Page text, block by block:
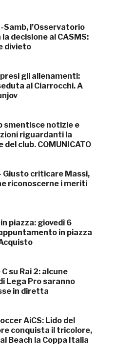
Samb, l’Osservatorio
decisione al CASMS:
divieto
gli allenamenti:
al Ciarrocchi. A
smentisce notizie e
riguardanti la
del club. COMUNICATO
Giusto criticare Massi,
riconoscerne i meriti
piazza: giovedì 6
in piazza
C su Rai 2: alcune
Lega Pro saranno
in diretta
AiCS: Lido del
conquista il tricolore,
Beach la Coppa Italia